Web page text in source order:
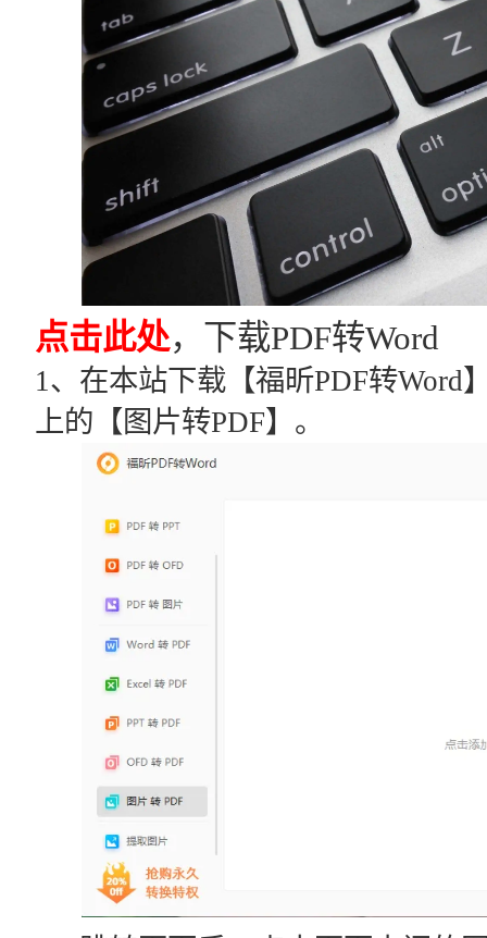
点击此处，下载PDF转Word
1、在本站下载【福昕PDF转Word
上的【图片转PDF】。